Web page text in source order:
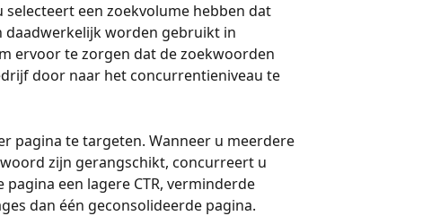
een zoekvolume hebben dat
daadwerkelijk worden gebruikt in
ervoor te zorgen dat de zoekwoorden
door naar het concurrentieniveau te
pagina te targeten. Wanneer u meerdere
zijn gerangschikt, concurreert u
een lagere CTR, verminderde
dan één geconsolideerde pagina.